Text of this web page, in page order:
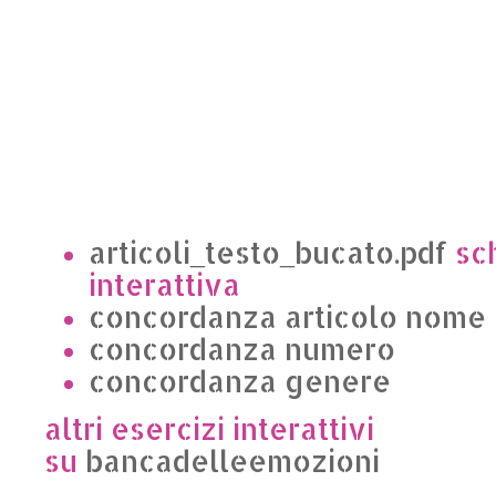
articoli_testo_bucato.pdf
interattiva
concordanza articolo nome
concordanza numero
concordanza genere
altri esercizi interattivi
su bancadelleemozioni